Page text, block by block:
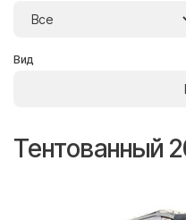
Вид
Тентованный